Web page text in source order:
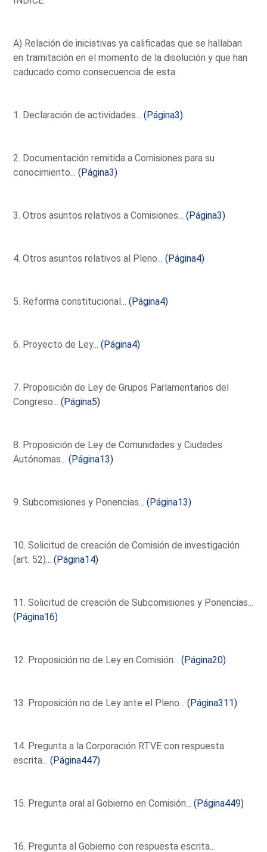
A) Relación de iniciativas ya calificadas que se hallaban
en tramitación en el momento de la disolución y que han
caducado como consecuencia de esta.
1. Declaración de actividades...(Página3)
2. Documentación remitida a Comisiones para su
conocimiento...(Página3)
3. Otros asuntos relativos a Comisiones...(Página3)
4. Otros asuntos relativos al Pleno...(Página4)
5. Reforma constitucional...(Página4)
6. Proyecto de Ley...(Página4)
7. Proposición de Ley de Grupos Parlamentarios del
Congreso...(Página5)
8. Proposición de Ley de Comunidades y Ciudades
Autónomas...(Página13)
9. Subcomisiones y Ponencias...(Página13)
10. Solicitud de creación de Comisión de investigación
(art. 52)...(Página14)
11. Solicitud de creación de Subcomisiones y Ponencias...
(Página16)
12. Proposición no de Ley en Comisión...(Página20)
13. Proposición no de Ley ante el Pleno...(Página311)
14. Pregunta a la Corporación RTVE con respuesta
escrita...(Página447)
15. Pregunta oral al Gobierno en Comisión...(Página449)
16. Pregunta al Gobierno con respuesta escrita...